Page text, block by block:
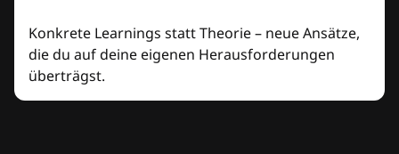
Konkrete Learnings statt Theorie – neue Ansätze,
die du auf deine eigenen Herausforderungen
überträgst.